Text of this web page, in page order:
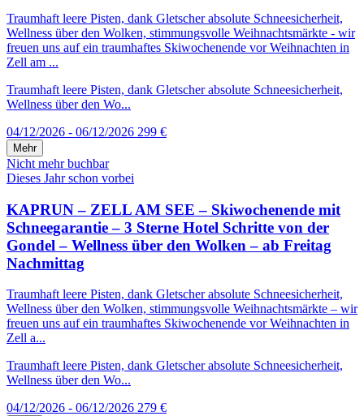
Traumhaft leere Pisten, dank Gletscher absolute Schneesicherheit,
Wellness über den Wolken, stimmungsvolle Weihnachtsmärkte - wir
freuen uns auf ein traumhaftes Skiwochenende vor Weihnachten in
Zell am ...
Traumhaft leere Pisten, dank Gletscher absolute Schneesicherheit,
Wellness über den Wo...
04/12/2026 - 06/12/2026 299 €
Mehr
Nicht mehr buchbar
Dieses Jahr schon vorbei
KAPRUN – ZELL AM SEE – Skiwochenende mit
Schneegarantie – 3 Sterne Hotel Schritte von der
Gondel – Wellness über den Wolken – ab Freitag
Nachmittag
Traumhaft leere Pisten, dank Gletscher absolute Schneesicherheit,
Wellness über den Wolken, stimmungsvolle Weihnachtsmärkte – wir
freuen uns auf ein traumhaftes Skiwochenende vor Weihnachten in
Zell a...
Traumhaft leere Pisten, dank Gletscher absolute Schneesicherheit,
Wellness über den Wo...
04/12/2026 - 06/12/2026 279 €